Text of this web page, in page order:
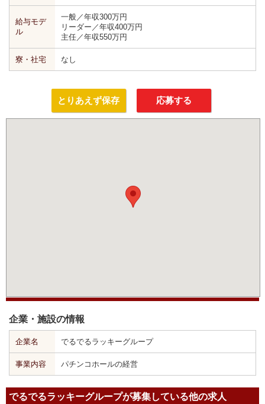
給与モデ
ル
一般／年収300万円
リーダー／年収400万円
主任／年収550万円
寮・社宅 なし
とりあえず保存 応募する
企業・施設の情報
企業名 でるでるラッキーグループ
事業内容 パチンコホールの経営
でるでるラッキーグループが募集している他の求人